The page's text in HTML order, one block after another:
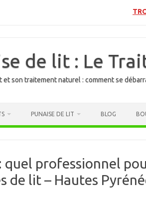
de lit : Le
et son traitement naturel : comment se
PUNAISE DE LIT BLOG
quel professionnel
de lit – Hautes